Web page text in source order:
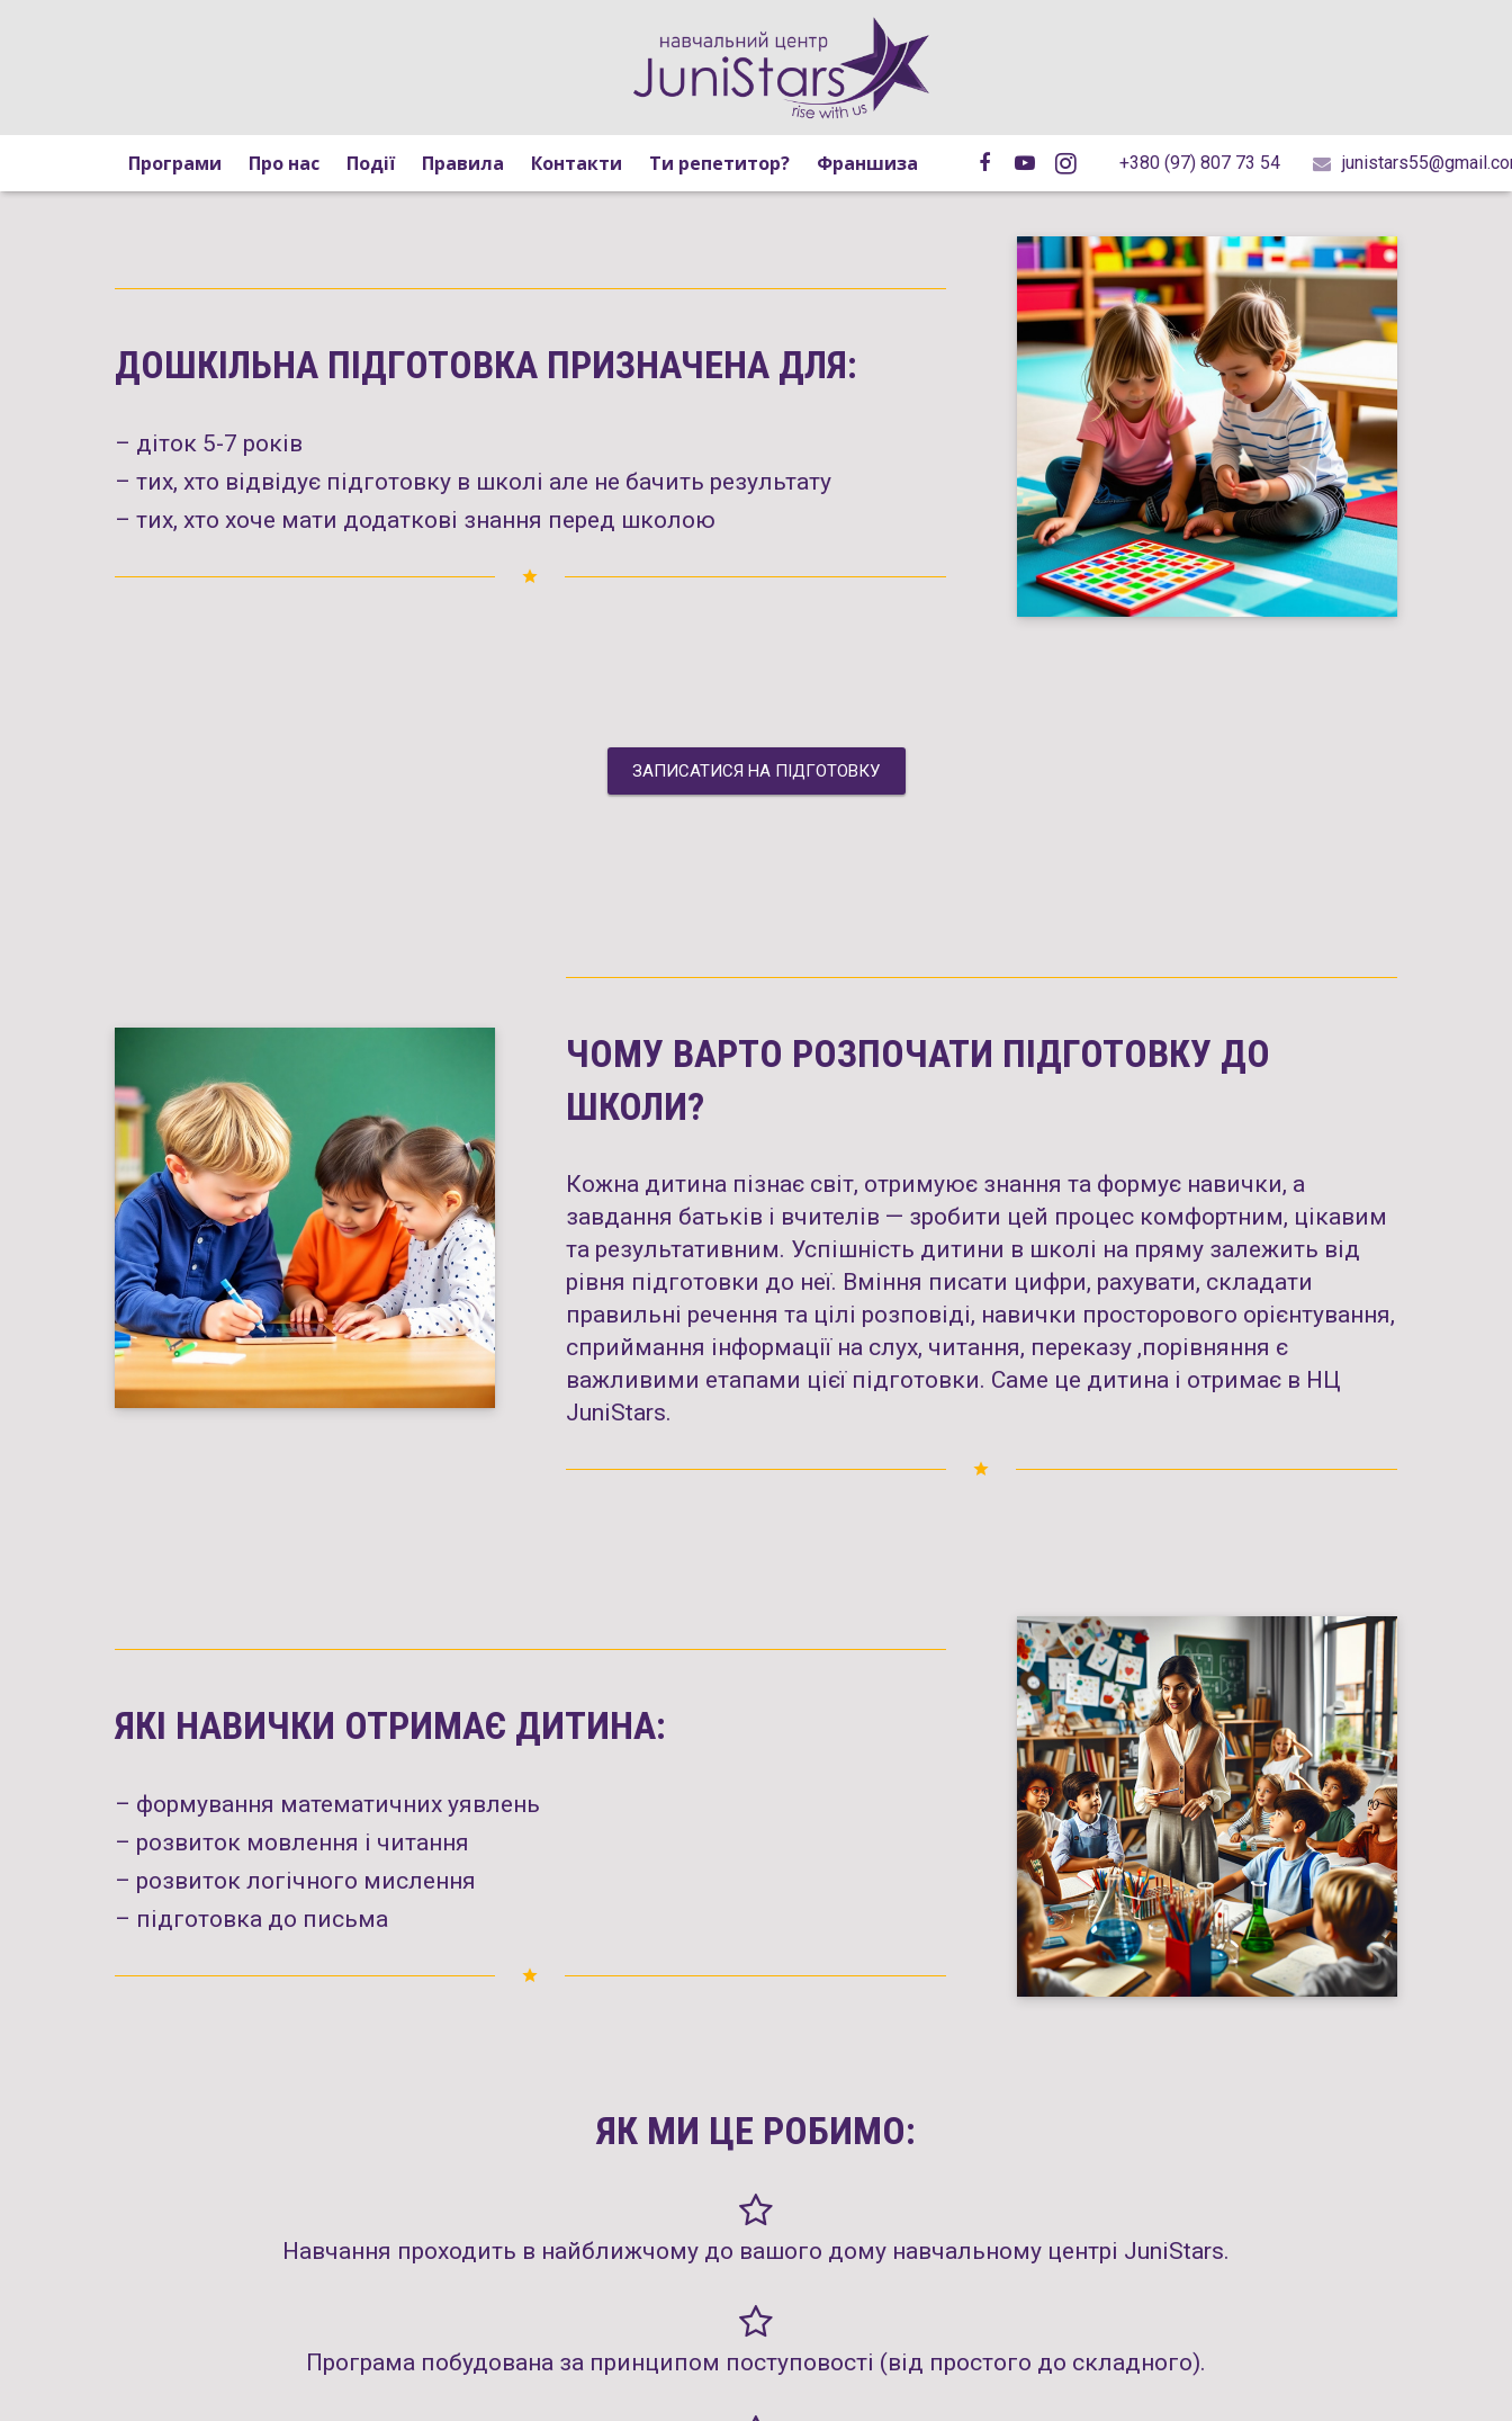
Програми Про нас Події Правила Контакти Ти репетитор? Франшиза +380 (97) 807 73 54
ДОШКІЛЬНА ПІДГОТОВКА ПРИЗНАЧЕНА ДЛЯ:
– діток 5-7 років
– тих, хто відвідує підготовку в школі але не бачить результату
– тих, хто хоче мати додаткові знання перед школою
grade
ЗАПИСАТИСЯ НА ПІДГОТОВКУ
ЧОМУ ВАРТО РОЗПОЧАТИ ПІДГОТОВКУ ДО
ШКОЛИ?
Кожна дитина пізнає світ, отримуює знання та формує навички, а
завдання батьків і вчителів — зробити цей процес комфортним, цікавим
та результативним. Успішність дитини в школі на пряму залежить від
рівня підготовки до неї. Вміння писати цифри, рахувати, складати
правильні речення та цілі розповіді, навички просторового орієнтування,
сприймання інформації на слух, читання, переказу ,порівняння є
важливими етапами цієї підготовки. Саме це дитина і отримає в НЦ
JuniStars.
grade
ЯКІ НАВИЧКИ ОТРИМАЄ ДИТИНА:
– формування математичних уявлень
– розвиток мовлення і читання
– розвиток логічного мислення
– підготовка до письма
grade
ЯК МИ ЦЕ РОБИМО:
Навчання проходить в найближчому до вашого дому навчальному центрі JuniStars.
Програма побудована за принципом поступовості (від простого до складного).